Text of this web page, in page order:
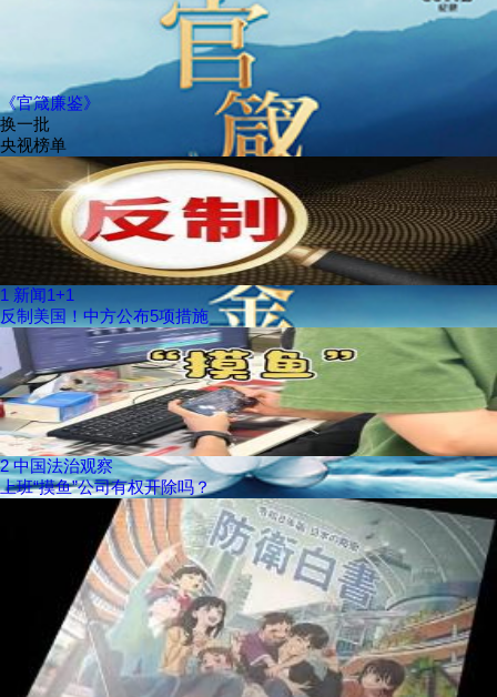
《官箴廉鉴》
换一批
央视榜单
1 新闻1+1
反制美国！中方公布5项措施
2 中国法治观察
上班“摸鱼”公司有权开除吗？